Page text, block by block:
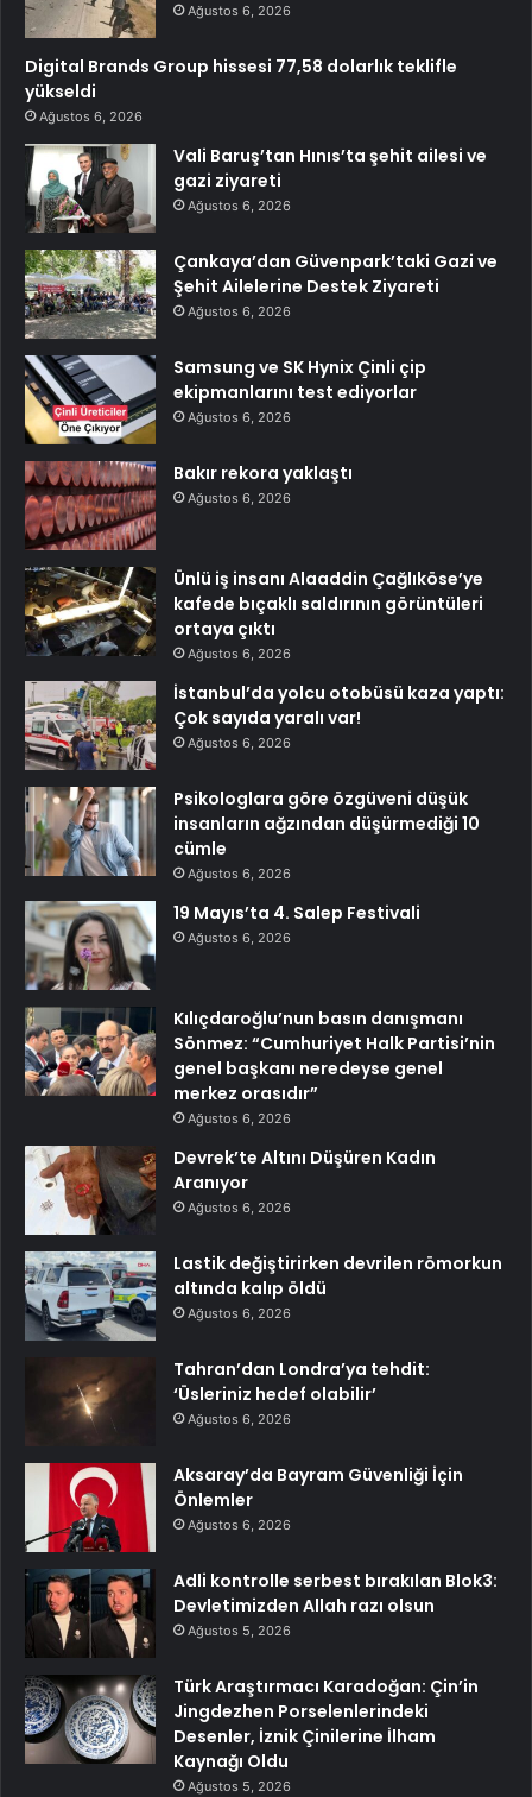
Ağustos 6, 2026
Digital Brands Group hissesi 77,58 dolarlık teklifle
yükseldi
Ağustos 6, 2026
Vali Baruş’tan Hınıs’ta şehit ailesi ve
gazi ziyareti
Ağustos 6, 2026
Çankaya’dan Güvenpark’taki Gazi ve
Şehit Ailelerine Destek Ziyareti
Ağustos 6, 2026
Samsung ve SK Hynix Çinli çip
ekipmanlarını test ediyorlar
Ağustos 6, 2026
Bakır rekora yaklaştı
Ağustos 6, 2026
Ünlü iş insanı Alaaddin Çağlıköse’ye
kafede bıçaklı saldırının görüntüleri
ortaya çıktı
Ağustos 6, 2026
İstanbul’da yolcu otobüsü kaza yaptı:
Çok sayıda yaralı var!
Ağustos 6, 2026
Psikologlara göre özgüveni düşük
insanların ağzından düşürmediği 10
cümle
Ağustos 6, 2026
19 Mayıs’ta 4. Salep Festivali
Ağustos 6, 2026
Kılıçdaroğlu’nun basın danışmanı
Sönmez: “Cumhuriyet Halk Partisi’nin
genel başkanı neredeyse genel
merkez orasıdır”
Ağustos 6, 2026
Devrek’te Altını Düşüren Kadın
Aranıyor
Ağustos 6, 2026
Lastik değiştirirken devrilen römorkun
altında kalıp öldü
Ağustos 6, 2026
Tahran’dan Londra’ya tehdit:
‘Üsleriniz hedef olabilir’
Ağustos 6, 2026
Aksaray’da Bayram Güvenliği İçin
Önlemler
Ağustos 6, 2026
Adli kontrolle serbest bırakılan Blok3:
Devletimizden Allah razı olsun
Ağustos 5, 2026
Türk Araştırmacı Karadoğan: Çin’in
Jingdezhen Porselenlerindeki
Desenler, İznik Çinilerine İlham
Kaynağı Oldu
Ağustos 5, 2026